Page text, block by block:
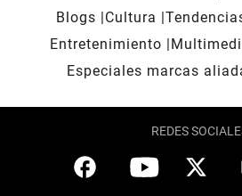
Blogs
Cultura
Entretenimiento
Especiales marcas
REDES